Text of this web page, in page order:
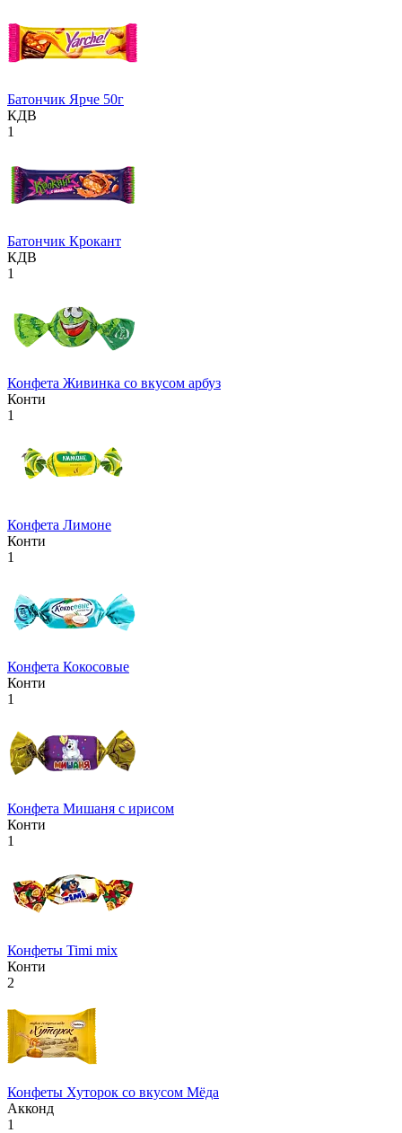
Батончик Ярче 50г
КДВ
1
Батончик Крокант
КДВ
1
Конфета Живинка со вкусом арбуз
Конти
1
Конфета Лимоне
Конти
1
Конфета Кокосовые
Конти
1
Конфета Мишаня с ирисом
Конти
1
Конфеты Timi mix
Конти
2
Конфеты Хуторок со вкусом Мёда
Акконд
1